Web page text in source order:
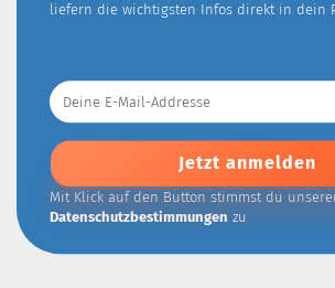
liefern die wichtigsten Infos direkt in dein
Deine
E-
Mail-
Addresse
Mit Klick auf den Button stimmst du
Datenschutzbestimmungen zu